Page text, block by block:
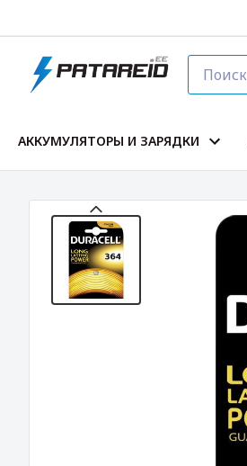
AККУМУЛЯТОРЫ И ЗАРЯДКИ